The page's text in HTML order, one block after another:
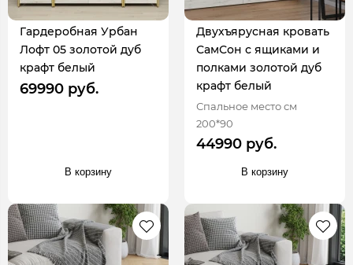
Гардеробная Урбан
Лофт 05 золотой дуб
крафт белый
69990 руб.
В корзину
Двухъярусная кровать
СамСон с ящиками и
полками золотой дуб
крафт белый
Спальное место см
200*90
44990 руб.
В корзину